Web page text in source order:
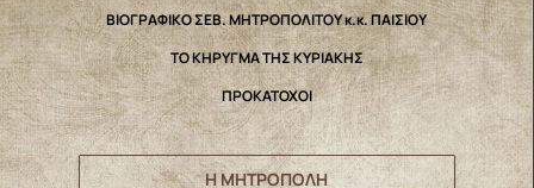
ΒΙΟΓΡΑΦΙΚΟ ΣΕΒ. ΜΗΤΡΟΠΟΛΙΤΟΥ κ.κ. ΠΑΙΣΙΟΥ
ΤΟ ΚΗΡΥΓΜΑ ΤΗΣ ΚΥΡΙΑΚΗΣ
ΠΡΟΚΑΤΟΧΟΙ
Η ΜΗΤΡΟΠΟΛΗ